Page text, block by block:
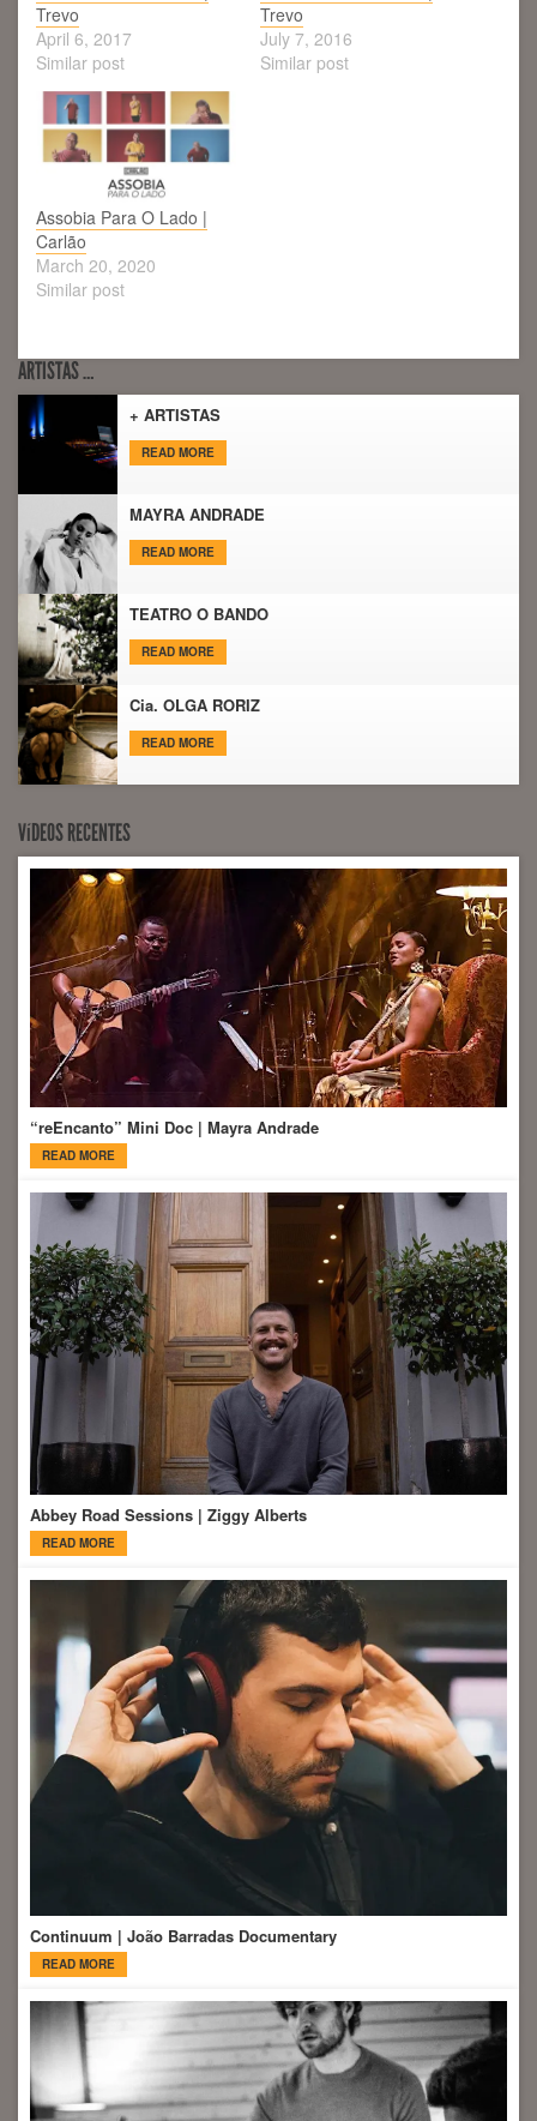
Trevo
April 6, 2017
Similar post
Trevo
July 7, 2016
Similar post
Assobia Para O Lado |
Carlão
March 20, 2020
Similar post
ARTISTAS …
+ ARTISTAS
READ MORE
MAYRA ANDRADE
READ MORE
TEATRO O BANDO
READ MORE
Cia. OLGA RORIZ
READ MORE
VíDEOS RECENTES
“reEncanto” Mini Doc | Mayra Andrade
READ MORE
Abbey Road Sessions | Ziggy Alberts
READ MORE
Continuum | João Barradas Documentary
READ MORE